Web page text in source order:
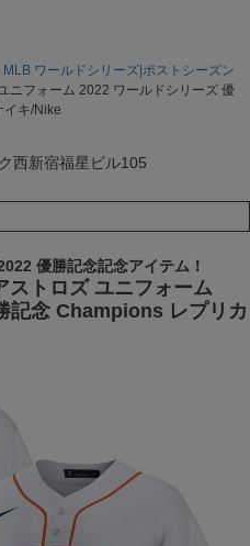
西新宿福星ビル105
14号
MLB ワールドシリーズ|ポストシーズン
ニフォーム 2022 ワールドシリーズ 優
イキ/Nike
優勝記念記念アイテム！
ストロズ ユニフォーム
記念 Champions レプリカ